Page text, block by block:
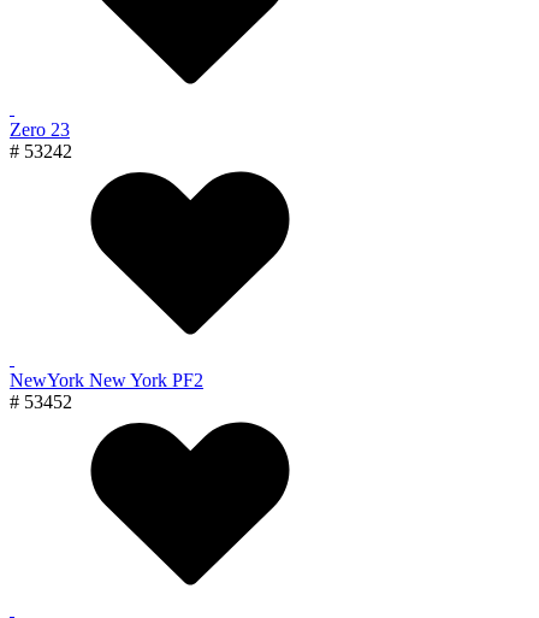
Zero 23
# 53242
NewYork New York PF2
# 53452